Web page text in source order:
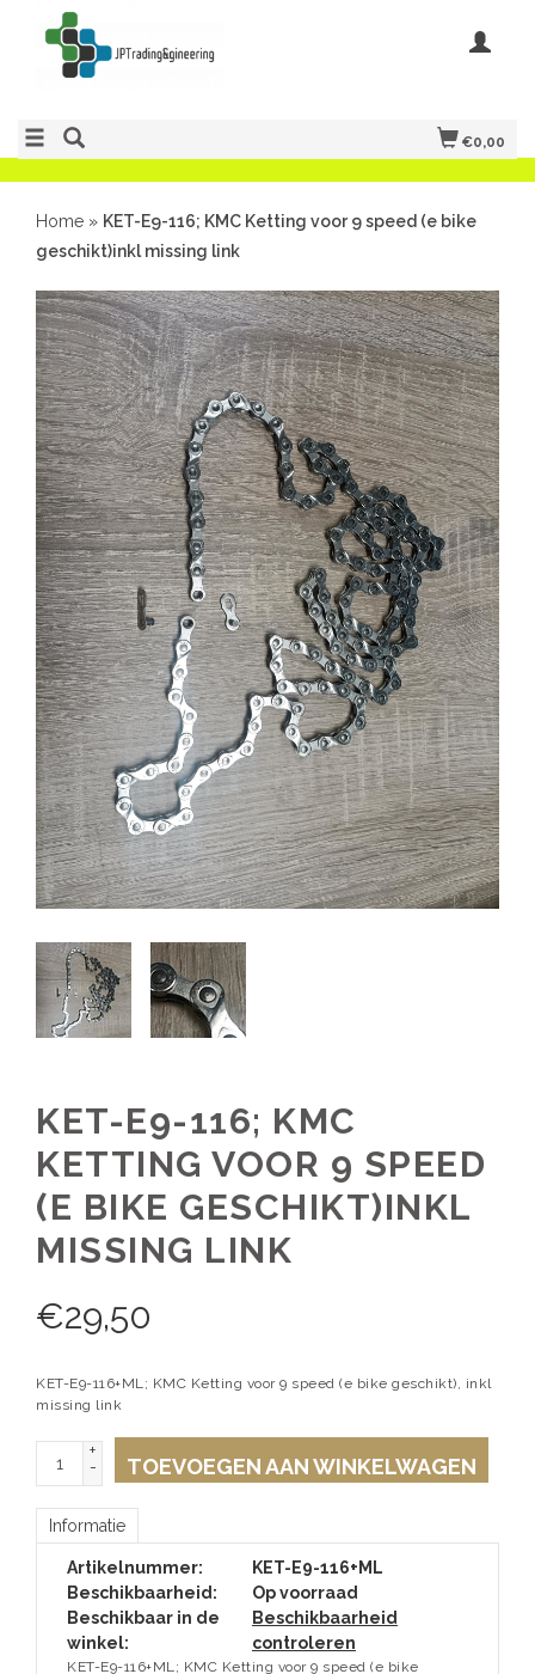
€0,00
Home » KET-E9-116; KMC Ketting voor 9 speed (e bike
geschikt)inkl missing link
KET-E9-116; KMC
KETTING VOOR 9 SPEED
(E BIKE GESCHIKT)INKL
MISSING LINK
€29,50
KET-E9-116+ML; KMC Ketting voor 9 speed (e bike geschikt), inkl
missing link
+
-
TOEVOEGEN AAN WINKELWAGEN
Informatie
Artikelnummer:
KET-E9-116+ML
Beschikbaarheid:
Op voorraad
Beschikbaar in de
winkel:
Beschikbaarheid
controleren
KET-E9-116+ML; KMC Ketting voor 9 speed (e bike